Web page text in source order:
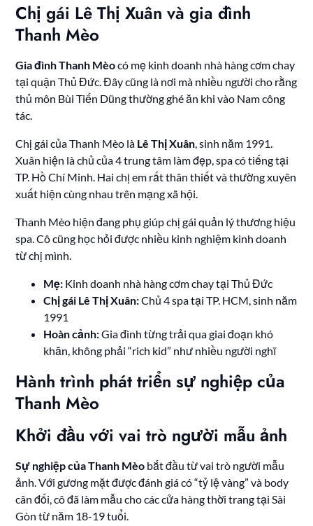
Chị gái Lê Thị Xuân và gia đình
Thanh Mèo
Gia đình Thanh Mèocó mẹ kinh doanh nhà hàng cơm chay
tại quận Thủ Đức. Đây cũng là nơi mà nhiều người cho rằng
thủ môn Bùi Tiến Dũng thường ghé ăn khi vào Nam công
tác.
Chị gái của Thanh Mèo là Lê Thị Xuân, sinh năm 1991.
Xuân hiện là chủ của 4 trung tâm làm đẹp, spa có tiếng tại
TP. Hồ Chí Minh. Hai chị em rất thân thiết và thường xuyên
xuất hiện cùng nhau trên mạng xã hội.
Thanh Mèo hiện đang phụ giúp chị gái quản lý thương hiệu
spa. Cô cũng học hỏi được nhiều kinh nghiệm kinh doanh
từ chị mình.
Mẹ: Kinh doanh nhà hàng cơm chay tại Thủ Đức
Chị gái Lê Thị Xuân:Chủ 4 spa tại TP. HCM, sinh năm
1991
Hoàn cảnh:Gia đình từng trải qua giai đoạn khó
khăn, không phải “rich kid” như nhiều người nghĩ
Hành trình phát triển sự nghiệp của
Thanh Mèo
Khởi đầu với vai trò người mẫu ảnh
Sự nghiệp của Thanh Mèo bắt đầu từ vai trò người mẫu
ảnh. Với gương mặt được đánh giá có “tỷ lệ vàng” và body
cân đối, cô đã làm mẫu cho các cửa hàng thời trang tại Sài
Gòn từ năm 18-19 tuổi.